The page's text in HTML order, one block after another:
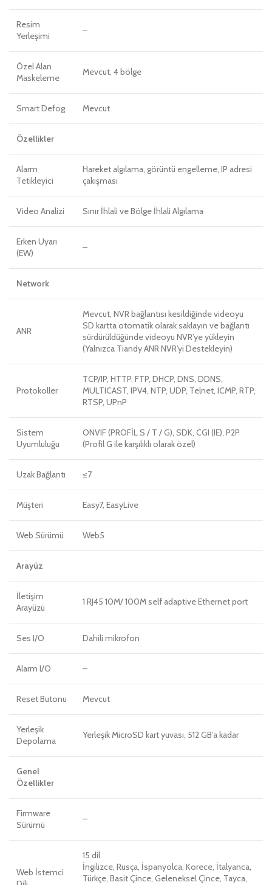
Resim
Yerleşimi
–
Özel Alan
Maskeleme
Mevcut, 4 bölge
Smart Defog Mevcut
Özellikler
Alarm
Tetikleyici
Hareket algılama, görüntü engelleme, IP adresi
çakışması
Video Analizi Sınır İhlali ve Bölge İhlali Algılama
Erken Uyarı
(EW)
–
Network
ANR
Mevcut, NVR bağlantısı kesildiğinde videoyu
SD kartta otomatik olarak saklayın ve bağlantı
sürdürüldüğünde videoyu NVR’ye yükleyin
(Yalnızca Tiandy ANR NVR’yi Destekleyin)
Protokoller
TCP/IP, HTTP, FTP, DHCP, DNS, DDNS,
MULTICAST, IPV4, NTP, UDP, Telnet, ICMP, RTP,
RTSP, UPnP
Sistem
Uyumluluğu
ONVIF (PROFİL S / T / G), SDK, CGI (IE), P2P
(Profil G ile karşılıklı olarak özel)
Uzak Bağlantı ≤7
Müşteri Easy7, EasyLive
Web Sürümü Web5
Arayüz
İletişim
Arayüzü
1 RJ45 10M/ 100M self adaptive Ethernet port
Ses I/O Dahili mikrofon
Alarm I/O –
Reset Butonu Mevcut
Yerleşik
Depolama
Yerleşik MicroSD kart yuvası, 512 GB’a kadar
Genel
Özellikler
Firmware
Sürümü
–
Web İstemci
15 dil
İngilizce, Rusça, İspanyolca, Korece, İtalyanca,
Türkçe, Basit Çince, Geleneksel Çince, Tayca,